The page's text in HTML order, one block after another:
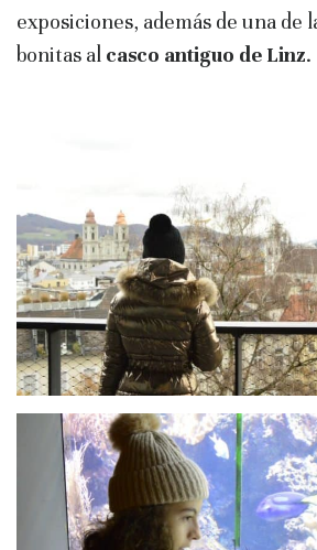
exposiciones, además de una de
bonitas al casco antiguo de Linz.